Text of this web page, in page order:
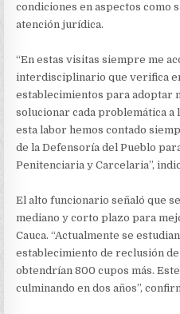
condiciones en aspectos como
atención jurídica.
“En estas visitas siempre me
interdisciplinario que verifica
establecimientos para adoptar
solucionar cada problemática
esta labor hemos contado
de la Defensoría del Pueblo
Penitenciaria y Carcelaria”,
El alto funcionario señaló que
mediano y corto plazo para
Cauca. “Actualmente se
establecimiento de reclusión
obtendrían 800 cupos más.
culminando en dos años”,